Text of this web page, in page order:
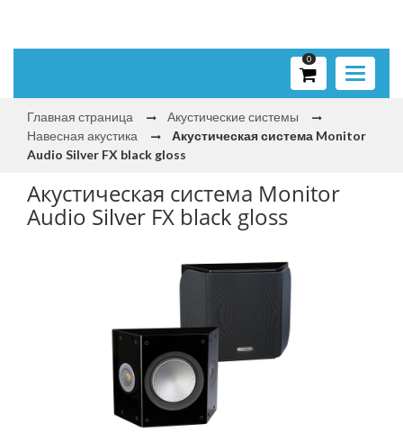
Toggle
0
Главная страница
Акустические системы
Навесная акустика
Акустическая система Monitor
Audio Silver FX black gloss
Акустическая система Monitor
Audio Silver FX black gloss